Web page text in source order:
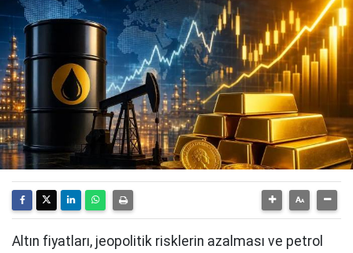
Altın fiyatları, jeopolitik risklerin azalması ve petrol